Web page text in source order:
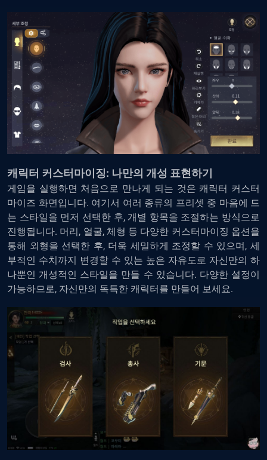
캐릭터 커스터마이징: 나만의 개성 표현하기
게임을 실행하면 처음으로 만나게 되는 것은 캐릭터 커스터
마이즈 화면입니다. 여기서 여러 종류의 프리셋 중 마음에 드
는 스타일을 먼저 선택한 후, 개별 항목을 조절하는 방식으로
진행됩니다. 머리, 얼굴, 체형 등 다양한 커스터마이징 옵션을
통해 외형을 선택한 후, 더욱 세밀하게 조정할 수 있으며, 세
부적인 수치까지 변경할 수 있는 높은 자유도로 자신만의 하
나뿐인 개성적인 스타일을 만들 수 있습니다. 다양한 설정이
가능하므로, 자신만의 독특한 캐릭터를 만들어 보세요.